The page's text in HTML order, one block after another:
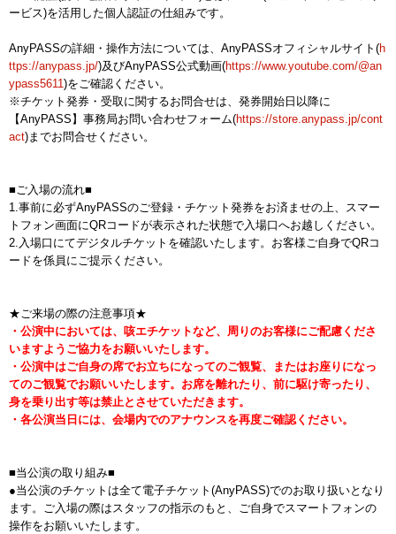
ービス)を活用した個人認証の仕組みです。
AnyPASSの詳細・操作方法については、AnyPASSオフィシャルサイト(h
ttps://anypass.jp/)及びAnyPASS公式動画(https://www.youtube.com/@an
ypass5611)をご確認ください。
※チケット発券・受取に関するお問合せは、発券開始日以降に
【AnyPASS】事務局お問い合わせフォーム(https://store.anypass.jp/cont
act)までお問合せください。
■ご入場の流れ■
1.事前に必ずAnyPASSのご登録・チケット発券をお済ませの上、スマー
トフォン画面にQRコードが表示された状態で入場口へお越しください。
2.入場口にてデジタルチケットを確認いたします。お客様ご自身でQRコ
ードを係員にご提示ください。
★ご来場の際の注意事項★
・公演中においては、咳エチケットなど、周りのお客様にご配慮くださ
いますようご協力をお願いいたします。
・公演中はご自身の席でお立ちになってのご観覧、またはお座りになっ
てのご観覧でお願いいたします。お席を離れたり、前に駆け寄ったり、
身を乗り出す等は禁止とさせていただきます。
・各公演当日には、会場内でのアナウンスを再度ご確認ください。
■当公演の取り組み■
●当公演のチケットは全て電子チケット(AnyPASS)でのお取り扱いとなり
ます。ご入場の際はスタッフの指示のもと、ご自身でスマートフォンの
操作をお願いいたします。